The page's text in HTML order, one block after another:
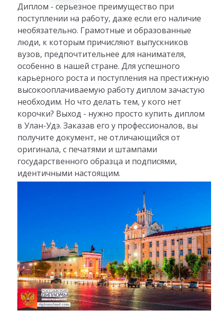
Диплом - серьезное преимущество при
поступлении на работу, даже если его наличие
необязательно. Грамотные и образованные
люди, к которым причисляют выпускников
вузов, предпочтительнее для нанимателя,
особенно в нашей стране. Для успешного
карьерного роста и поступления на престижную
высокооплачиваемую работу диплом зачастую
необходим. Но что делать тем, у кого нет
корочки? Выход - нужно просто купить диплом
в Улан-Удэ. Заказав его у профессионалов, вы
получите документ, не отличающийся от
оригинала, с печатями и штампами
государственного образца и подписями,
идентичными настоящим.